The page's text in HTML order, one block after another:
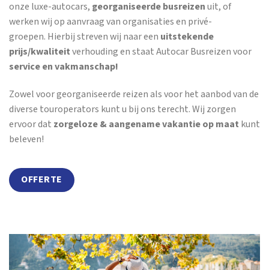
onze luxe-autocars, georganiseerde busreizenuit, of
werken wij op aanvraag van organisaties en privé-
groepen. Hierbij streven wij naar een uitstekende
prijs/kwaliteitverhouding en staat Autocar Busreizen voor
service en vakmanschap!
Zowel voor georganiseerde reizen als voor het aanbod van de
diverse touroperators kunt u bij ons terecht. Wij zorgen
ervoor dat zorgeloze & aangename vakantie op maat kunt
beleven!
OFFERTE